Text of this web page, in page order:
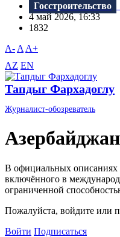
Госстроительство
4 май 2026, 16:33
1832
A- A A+
AZ EN
Тапдыг Фархадоглу
Журналист-обозреватель
В официальных описаниях
включённого в
ограниченной
Пожалуйста, войдите или
Войти Подписаться